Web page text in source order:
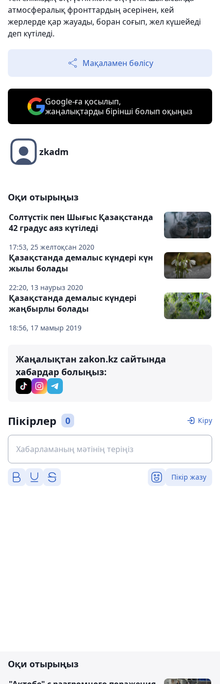
атмосфералық фронттардың әсерінен, кей
жерлерде қар жауады, боран соғып, жел күшейеді
деп күтіледі.
Мақаламен бөлісу
Google-ға қосылып,
жаңалықтарды бірінші болып оқыңыз
zkadm
Оқи отырыңыз
17:53, 25 желтоқсан 2020
Солтүстік пен Шығыс Қазақстанда
42 градус аяз күтіледі
22:20, 13 наурыз 2020
Қазақстанда демалыс күндері күн
жылы болады
18:56, 17 мамыр 2019
Қазақстанда демалыс күндері
жаңбырлы болады
Жаңалықтан zakon.kz сайтында
хабардар болыңыз:
Пікірлер 0 Кіру
Пікір жазу
Оқи отырыңыз